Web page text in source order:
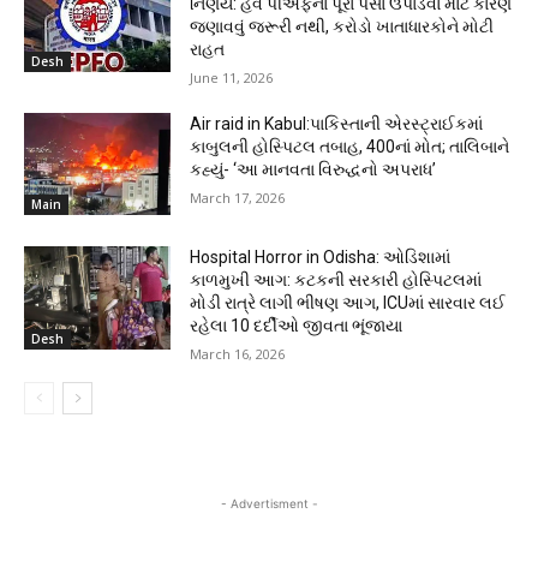
Desh
જણાવવું જરૂરી નથી, કરોડો ખાતાધારકોને મોટી
રાહત
June 11, 2026
Main
Air raid in Kabul:પાકિસ્તાની એરસ્ટ્રાઈકમાં
કાબુલની હોસ્પિટલ તબાહ, 400નાં મોત; તાલિબાને
કહ્યું- ‘આ માનવતા વિરુદ્ધનો અપરાધ’
March 17, 2026
Desh
Hospital Horror in Odisha: ઓડિશામાં
કાળમુખી આગ: કટકની સરકારી હોસ્પિટલમાં
મોડી રાત્રે લાગી ભીષણ આગ, ICUમાં સારવાર લઈ
રહેલા 10 દર્દીઓ જીવતા ભૂંજાયા
March 16, 2026
- Advertisment -